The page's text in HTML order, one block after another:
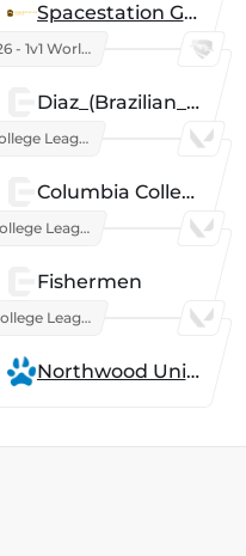
Spacestation Gaming
RLCS 2026 - 1v1 World Championship
Diaz_(Brazilian_Player)
PlayVS College League 2025: Fall
Columbia College
PlayVS College League 2025: Fall
Fishermen
PlayVS College League 2025: Fall
Northwood University